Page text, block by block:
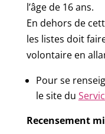
l’âge de 16 ans.
En dehors de
les listes doit
volontaire en
Pour se
le site du
Recensement